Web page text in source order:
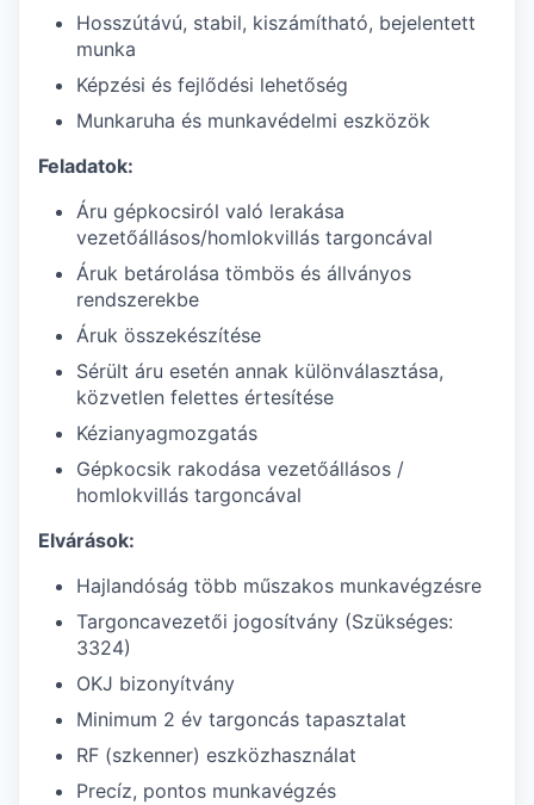
Hosszútávú, stabil, kiszámítható, bejelentett
munka
Képzési és fejlődési lehetőség
Munkaruha és munkavédelmi eszközök
Feladatok:
Áru gépkocsiról való lerakása
vezetőállásos/homlokvillás targoncával
Áruk betárolása tömbös és állványos
rendszerekbe
Áruk összekészítése
Sérült áru esetén annak különválasztása,
közvetlen felettes értesítése
Kézianyagmozgatás
Gépkocsik rakodása vezetőállásos /
homlokvillás targoncával
Elvárások:
Hajlandóság több műszakos munkavégzésre
Targoncavezetői jogosítvány (Szükséges:
3324)
OKJ bizonyítvány
Minimum 2 év targoncás tapasztalat
RF (szkenner) eszközhasználat
Precíz, pontos munkavégzés